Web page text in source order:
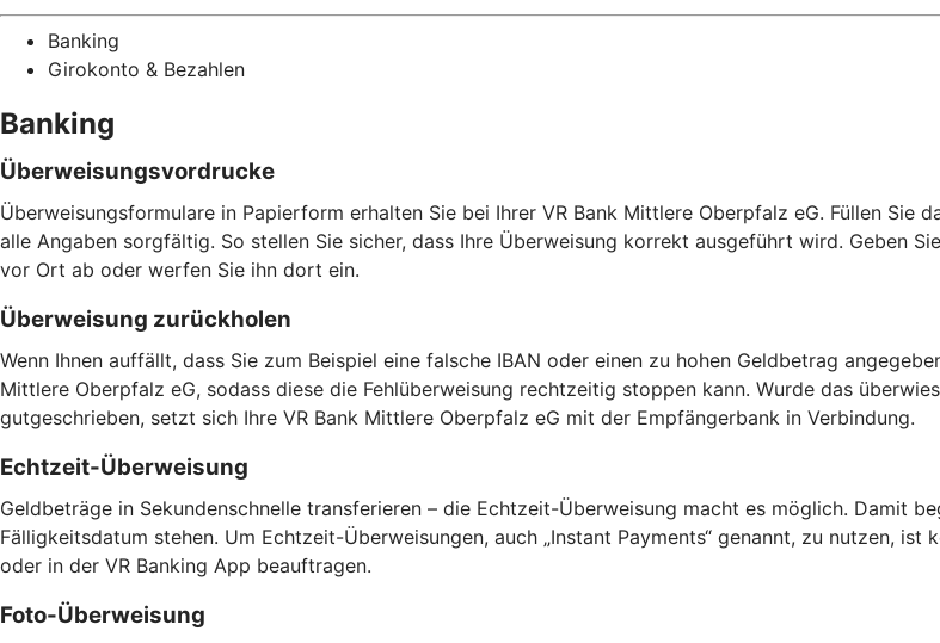
Banking
Girokonto & Bezahlen
Banking
Überweisungsvordrucke
Überweisungsformulare in Papierform erhalten Sie bei Ihrer VR Bank Mittlere Oberpfalz eG. Füllen Sie
alle Angaben sorgfältig. So stellen Sie sicher, dass Ihre Überweisung korrekt ausgeführt wird. Geben
vor Ort ab oder werfen Sie ihn dort ein.
Überweisung zurückholen
Wenn Ihnen auffällt, dass Sie zum Beispiel eine falsche IBAN oder einen zu hohen Geldbetrag
Mittlere Oberpfalz eG, sodass diese die Fehlüberweisung rechtzeitig stoppen kann. Wurde das
gutgeschrieben, setzt sich Ihre VR Bank Mittlere Oberpfalz eG mit der Empfängerbank in Verbindung.
Echtzeit-Überweisung
Geldbeträge in Sekundenschnelle transferieren – die Echtzeit-Überweisung macht es möglich. Damit
Fälligkeitsdatum stehen. Um Echtzeit-Überweisungen, auch „Instant Payments“ genannt, zu nutzen,
oder in der VR Banking App beauftragen.
Foto-Überweisung